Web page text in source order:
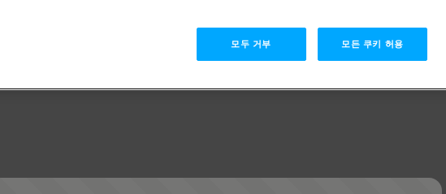
모두 거부 모든 쿠키 허용